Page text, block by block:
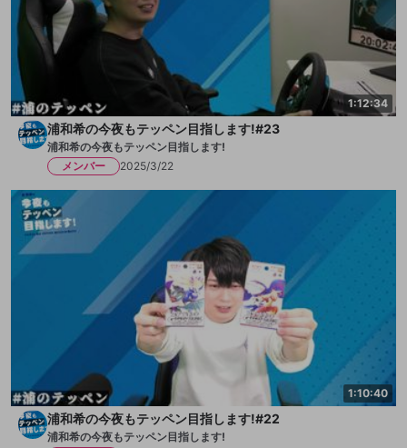
1:12:34
浦和希の今夜もテッペン目指します!#23
浦和希の今夜もテッペン目指します!
メンバー
2025/3/22
1:10:40
浦和希の今夜もテッペン目指します!#22
浦和希の今夜もテッペン目指します!